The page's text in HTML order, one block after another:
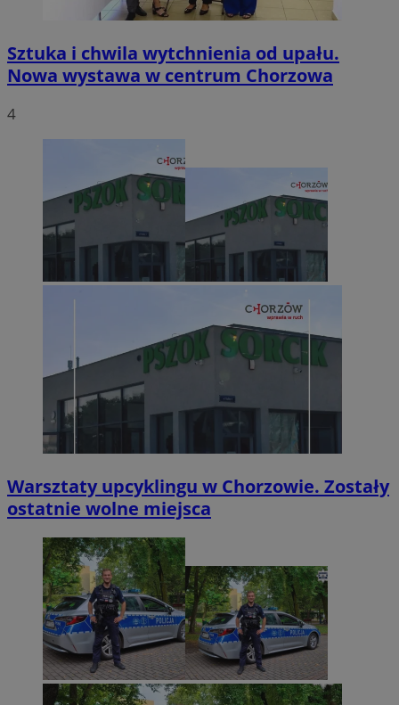
Sztuka i chwila wytchnienia od upału.
Nowa wystawa w centrum Chorzowa
4
Warsztaty upcyklingu w Chorzowie. Zostały
ostatnie wolne miejsca